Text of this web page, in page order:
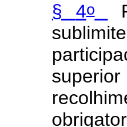
§
4o
sublimite
partici
superi